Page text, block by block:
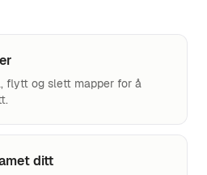
flytt og slett mapper for å
ditt